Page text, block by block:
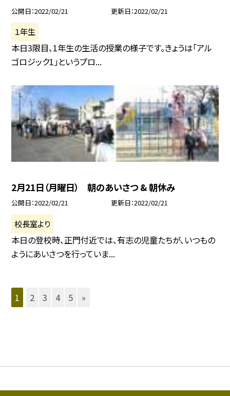
公開日 2022/02/21 更新日 2022/02/21
１年生
本日3限目、1年生の生活の授業の様子です。きょうは「アル
ゴロジック1」というプロ...
2月21日（月曜日） 朝のあいさつ & 朝休み
公開日 2022/02/21 更新日 2022/02/21
校長室より
本日の登校時、正門付近では、有志の児童たちが、いつもの
ようにあいさつを行っていま...
1 2 3 4 5 »